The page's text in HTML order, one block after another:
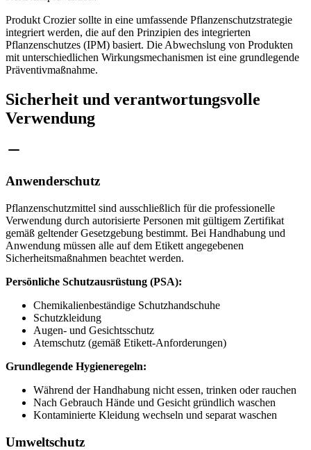
Produkt Crozier sollte in eine umfassende Pflanzenschutzstrategie
integriert werden, die auf den Prinzipien des integrierten
Pflanzenschutzes (IPM) basiert. Die Abwechslung von Produkten
mit unterschiedlichen Wirkungsmechanismen ist eine grundlegende
Präventivmaßnahme.
Sicherheit und verantwortungsvolle
Verwendung
Anwenderschutz
Pflanzenschutzmittel sind ausschließlich für die professionelle
Verwendung durch autorisierte Personen mit gültigem Zertifikat
gemäß geltender Gesetzgebung bestimmt. Bei Handhabung und
Anwendung müssen alle auf dem Etikett angegebenen
Sicherheitsmaßnahmen beachtet werden.
Persönliche Schutzausrüstung (PSA):
Chemikalienbeständige Schutzhandschuhe
Schutzkleidung
Augen- und Gesichtsschutz
Atemschutz (gemäß Etikett-Anforderungen)
Grundlegende Hygieneregeln:
Während der Handhabung nicht essen, trinken oder rauchen
Nach Gebrauch Hände und Gesicht gründlich waschen
Kontaminierte Kleidung wechseln und separat waschen
Umweltschutz